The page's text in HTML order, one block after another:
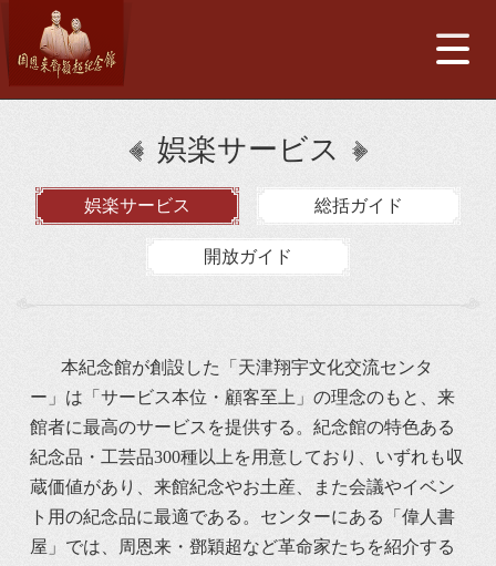
娯楽サービス
娯楽サービス 総括ガイド
開放ガイド
本紀念館が創設した「天津翔宇文化交流センタ
ー」は「サービス本位・顧客至上」の理念のもと、来
館者に最高のサービスを提供する。紀念館の特色ある
紀念品・工芸品300種以上を用意しており、いずれも収
蔵価値があり、来館紀念やお土産、また会議やイベン
ト用の紀念品に最適である。センターにある「偉人書
屋」では、周恩来・鄧穎超など革命家たちを紹介する